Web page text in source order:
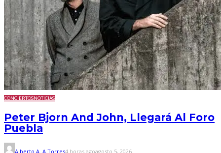
CONCIERTOSNOTICIAS
Peter Bjorn And John, Llegará Al Foro
Puebla
Alberto A. A.Torres4 horas agoagosto 5, 2026